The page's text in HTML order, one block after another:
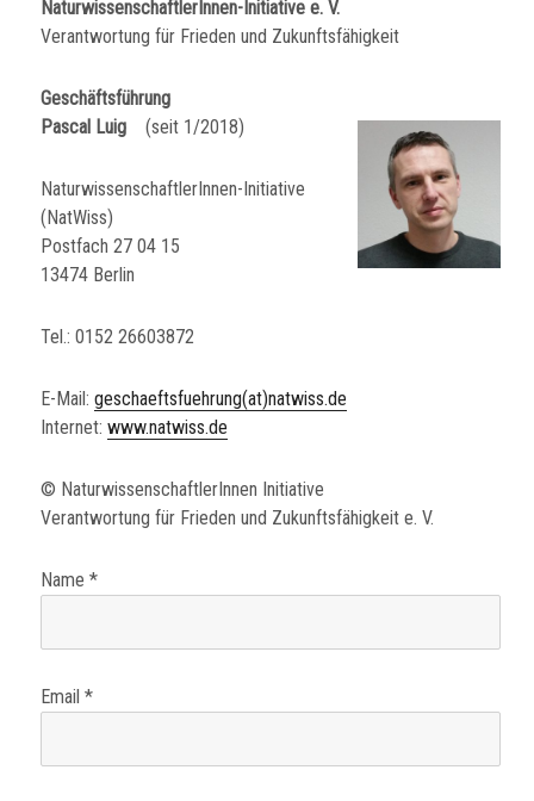
NaturwissenschaftlerInnen-Initiative e. V.
Verantwortung für Frieden und Zukunftsfähigkeit
Geschäftsführung
Pascal Luig (seit 1/2018)
NaturwissenschaftlerInnen-Initiative
(NatWiss)
Postfach27 04 15
13474 Berlin
Tel.: 0152 26603872
E-Mail:geschaeftsfuehrung(at)natwiss.de
Internet:www.natwiss.de
© NaturwissenschaftlerInnen Initiative
Verantwortung für Frieden und Zukunftsfähigkeit e. V.
Name *
Email *